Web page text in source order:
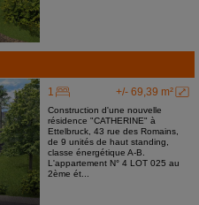
+/- 69,39 m²
1
Construction d'une nouvelle
résidence "CATHERINE" à
Ettelbruck, 43 rue des Romains,
de 9 unités de haut standing,
classe énergétique A-B.
L'appartement N° 4 LOT 025 au
2ème ét...